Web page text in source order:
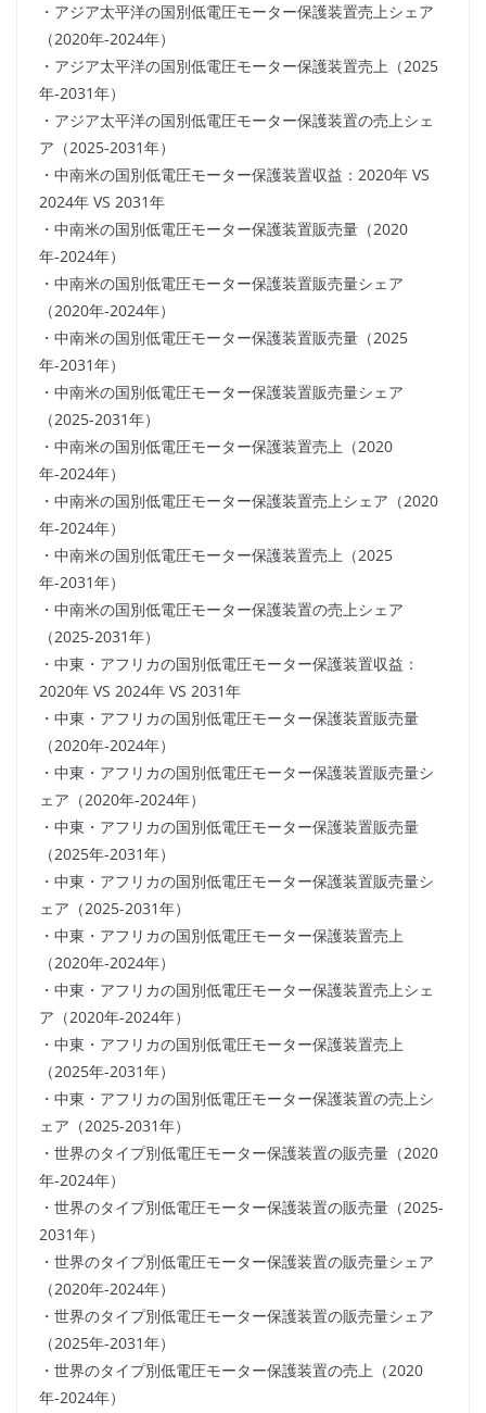
・アジア太平洋の国別低電圧モーター保護装置売上シェア
（2020年-2024年）
・アジア太平洋の国別低電圧モーター保護装置売上（2025
年-2031年）
・アジア太平洋の国別低電圧モーター保護装置の売上シェ
ア（2025-2031年）
・中南米の国別低電圧モーター保護装置収益：2020年 VS
2024年 VS 2031年
・中南米の国別低電圧モーター保護装置販売量（2020
年-2024年）
・中南米の国別低電圧モーター保護装置販売量シェア
（2020年-2024年）
・中南米の国別低電圧モーター保護装置販売量（2025
年-2031年）
・中南米の国別低電圧モーター保護装置販売量シェア
（2025-2031年）
・中南米の国別低電圧モーター保護装置売上（2020
年-2024年）
・中南米の国別低電圧モーター保護装置売上シェア（2020
年-2024年）
・中南米の国別低電圧モーター保護装置売上（2025
年-2031年）
・中南米の国別低電圧モーター保護装置の売上シェア
（2025-2031年）
・中東・アフリカの国別低電圧モーター保護装置収益：
2020年 VS 2024年 VS 2031年
・中東・アフリカの国別低電圧モーター保護装置販売量
（2020年-2024年）
・中東・アフリカの国別低電圧モーター保護装置販売量シ
ェア（2020年-2024年）
・中東・アフリカの国別低電圧モーター保護装置販売量
（2025年-2031年）
・中東・アフリカの国別低電圧モーター保護装置販売量シ
ェア（2025-2031年）
・中東・アフリカの国別低電圧モーター保護装置売上
（2020年-2024年）
・中東・アフリカの国別低電圧モーター保護装置売上シェ
ア（2020年-2024年）
・中東・アフリカの国別低電圧モーター保護装置売上
（2025年-2031年）
・中東・アフリカの国別低電圧モーター保護装置の売上シ
ェア（2025-2031年）
・世界のタイプ別低電圧モーター保護装置の販売量（2020
年-2024年）
・世界のタイプ別低電圧モーター保護装置の販売量（2025-
2031年）
・世界のタイプ別低電圧モーター保護装置の販売量シェア
（2020年-2024年）
・世界のタイプ別低電圧モーター保護装置の販売量シェア
（2025年-2031年）
・世界のタイプ別低電圧モーター保護装置の売上（2020
年-2024年）